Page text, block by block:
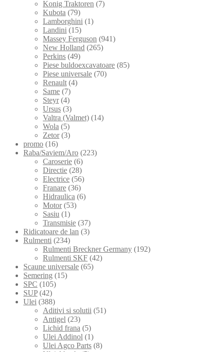
Konig Traktoren (7)
Kubota (79)
Lamborghini (1)
Landini (15)
Massey Ferguson (941)
New Holland (265)
Perkins (49)
Piese buldoexcavatoare (85)
Piese universale (70)
Renault (4)
Same (7)
Steyr (4)
Ursus (3)
Valtra (Valmet) (14)
Wola (5)
Zetor (3)
promo (16)
Raba/Saviem/Aro (223)
Caroserie (6)
Directie (28)
Electrice (56)
Franare (36)
Hidraulica (6)
Motor (53)
Sasiu (1)
Transmisie (37)
Ridicatoare de lan (3)
Rulmenti (234)
Rulmenti Breckner Germany (192)
Rulmenti SKF (42)
Scaune universale (65)
Semering (15)
SPC (105)
SUP (42)
Ulei (388)
Aditivi si solutii (51)
Antigel (23)
Lichid frana (5)
Ulei Addinol (1)
Ulei Agco Parts (8)